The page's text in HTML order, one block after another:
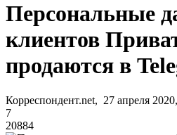
Персональные
клиентов
продаются в
Корреспондент.net, 27 апреля
7
20884